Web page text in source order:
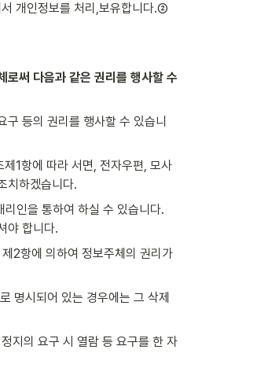
개인정보를 처리,보유합니다.②
로써 다음과 같은 권리를 행사할 수
등의 권리를 행사할 수 있습니
1항에 따라 서면, 전자우편, 모사
치하겠습니다.
인을 통하여 하실 수 있습니다.
야 합니다.
2항에 의하여 정보주체의 권리가
명시되어 있는 경우에는 그 삭제
지의 요구 시 열람 등 요구를 한 자